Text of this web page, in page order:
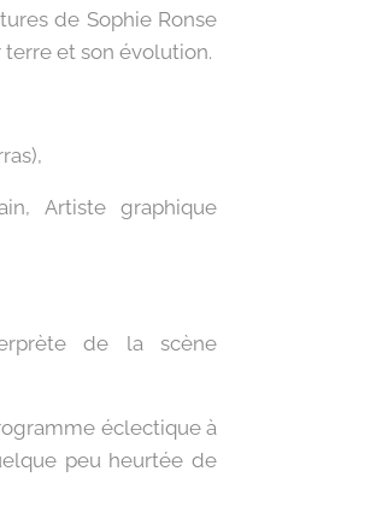
de Sophie Ronse
et son évolution.
Artiste graphique
de la scène
éclectique à
peu heurtée de